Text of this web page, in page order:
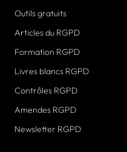
Outils gratuits
Articles du RGPD
Formation RGPD
Livres blancs RGPD
Contrôles RGPD
Amendes RGPD
Newsletter RGPD